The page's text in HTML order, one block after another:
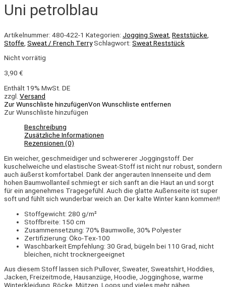
Uni petrolblau
Artikelnummer: 480-422-1 Kategorien: Jogging Sweat Reststücke
Stoffe Sweat / French TerrySchlagwort: Sweat Reststück
Nicht vorrätig
3,90 €
Enthält 19% MwSt. DE
zzgl. Versand
Zur Wunschliste hinzufügenVon Wunschliste entfernen
Zur Wunschliste hinzufügen
Beschreibung
Zusätzliche Informationen
Rezensionen (0)
Ein weicher, geschmeidiger und schwererer Joggingstoff. Der
kuschelweiche und elastische Sweat-Stoff ist nicht nur robust, sondern
auch äußerst komfortabel. Dank der angerauten Innenseite und dem
hohen Baumwollanteil schmiegt er sich sanft an die Haut an und sorgt
für ein angenehmes Tragegefühl. Auch die glatte Außenseite ist super
soft und fühlt sich wunderbar weich an. Der kalte Winter kann kommen!!
Stoffgewicht: 280 g/m²
Stoffbreite: 150 cm
Zusammensetzung: 70% Baumwolle, 30% Polyester
Zertifizierung: Öko-Tex-100
Waschbarkeit Empfehlung: 30 Grad, bügeln bei 110 Grad, nicht
bleichen, nicht trocknergeeignet
Aus diesem Stoff lassen sich Pullover, Sweater, Sweatshirt, Hoddies,
Jacken, Freizeitmode, Hausanzüge, Hoodie, Jogginghose, warme
Winterkleidung, Röcke, Mützen, Loops und vieles mehr nähen.